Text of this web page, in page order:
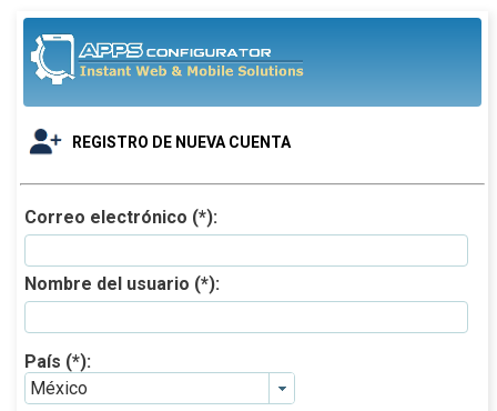
REGISTRO DE NUEVA CUENTA
Correo electrónico (*):
Nombre del usuario (*):
País (*):
México